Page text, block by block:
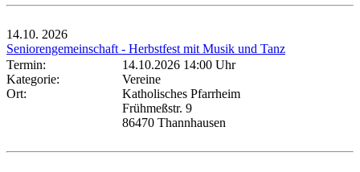
14.10. 2026
Seniorengemeinschaft - Herbstfest mit Musik und Tanz
Termin:
14.10.2026 14:00 Uhr
Kategorie:
Vereine
Ort:
Katholisches Pfarrheim
Frühmeßstr. 9
86470 Thannhausen